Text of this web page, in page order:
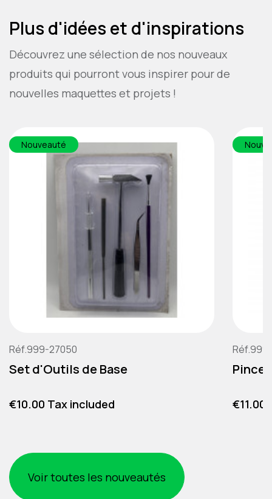
Plus d'idées et d'inspirations
Découvrez une sélection de nos nouveaux
produits qui pourront vous inspirer pour de
nouvelles maquettes et projets !
Réf.999-27050
Set d'Outils de Base
Price
€10.00 Tax included
Nouveauté
Pince
Price
€11.00
Voir toutes les nouveautés